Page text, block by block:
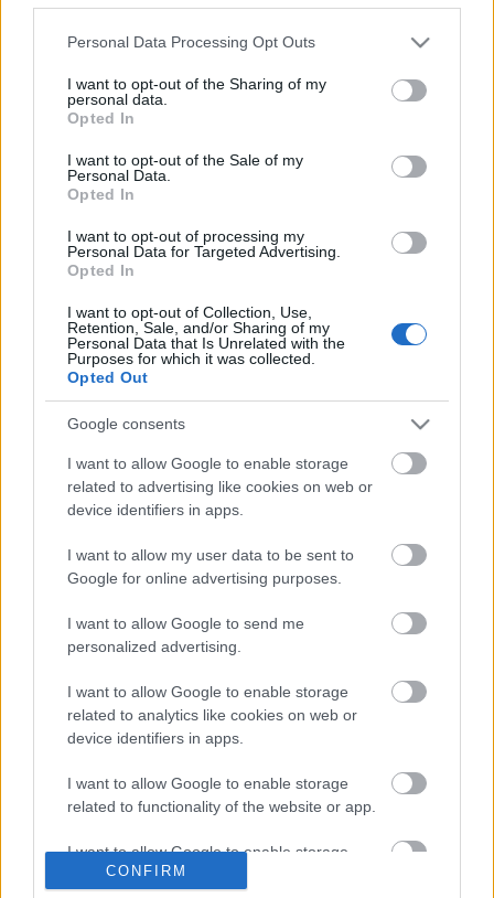
Please note that this website/app uses one or more Google
not limited to your visit or usage behaviour. You may click to
grant or deny consent to Google and its third-party tags to
use your data for below specified purposes in below Google
consent section.
Personal Data Processing Opt Outs
I want to opt-out of the Sharing of my
personal data.
Opted In
I want to opt-out of the Sale of my
Personal Data.
Opted In
I want to opt-out of processing my
Personal Data for Targeted Advertising.
Opted In
I want to opt-out of Collection, Use,
Retention, Sale, and/or Sharing of my
Personal Data that Is Unrelated with the
Purposes for which it was collected.
Opted Out
Google consents
I want to allow Google to enable storage
related to advertising like cookies on web or
device identifiers in apps.
I want to allow my user data to be sent to
Google for online advertising purposes.
I want to allow Google to send me
personalized advertising.
I want to allow Google to enable storage
related to analytics like cookies on web or
device identifiers in apps.
I want to allow Google to enable storage
related to functionality of the website or app.
I want to allow Google to enable storage
related to personalization.
CONFIRM
küldött asztala is megtekinthető. Szia!Már
Rebird
PaganMaga•2008. december 27.
szóval én is küldenem asztal anyagot.A háttér semmi
különös, SR-71 volt már vki asztalán, ez most
srác ezt és mást.Minden jót és
köszönöm! jocojoeBizony volt már…
Magyar népmesék
•2008. december 27.
Noh, remélem mindenki túlélte az elmúlt pár napot.
Íme egy klafa desktop, szinben megy az előző
poszthoz. Adobe cuccok kiadványszerkesztőre
vallanak persze lehet, hogy csak hobbi.
Put your hands up in the air!
PaganMaga•2008. december 09.
Na, ki volt a gyíkkirály?